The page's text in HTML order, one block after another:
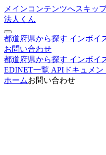
メインコンテンツへスキッ
法人くん
都道府県から探す インボイ
お問い合わせ
都道府県から探す インボイ
EDINET一覧 APIドキュメン
ホームお問い合わせ